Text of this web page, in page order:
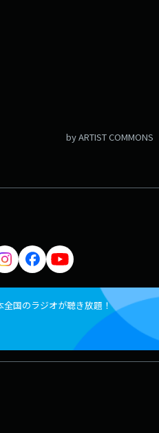
by ARTIST COMMONS
全国のラジオが聴き放題！